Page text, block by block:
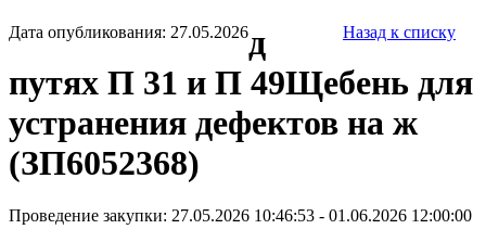
Дата опубликования: 27.05.2026 Назад к списку
д
путях П 31 и П 49Щебень для
устранения дефектов на ж
(ЗП6052368)
Проведение закупки: 27.05.2026 10:46:53 - 01.06.2026 12:00:00